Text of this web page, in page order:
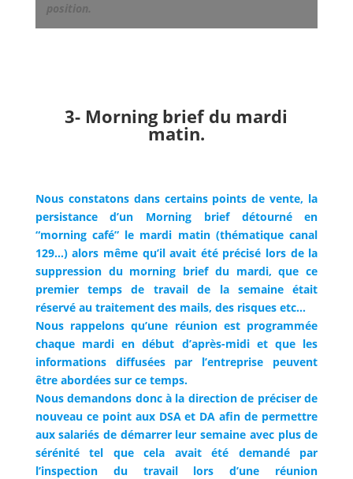
position.
3- Morning brief du mardi
matin.
Nous constatons dans certains points de vente, la
persistance d’un Morning brief détourné en
“morning café” le mardi matin (thématique canal
129…) alors même qu’il avait été précisé lors de la
suppression du morning brief du mardi, que ce
premier temps de travail de la semaine était
réservé au traitement des mails, des risques etc…
Nous rappelons qu’une réunion est programmée
chaque mardi en début d’après-midi et que les
informations diffusées par l’entreprise peuvent
être abordées sur ce temps.
Nous demandons donc à la direction de préciser de
nouveau ce point aux DSA et DA afin de permettre
aux salariés de démarrer leur semaine avec plus de
sérénité tel que cela avait été demandé par
l’inspection du travail lors d’une réunion